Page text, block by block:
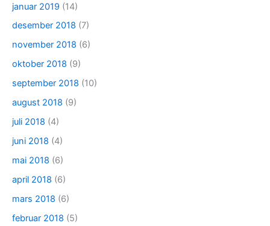
januar 2019 (14)
desember 2018 (7)
november 2018 (6)
oktober 2018 (9)
september 2018 (10)
august 2018 (9)
juli 2018 (4)
juni 2018 (4)
mai 2018 (6)
april 2018 (6)
mars 2018 (6)
februar 2018 (5)